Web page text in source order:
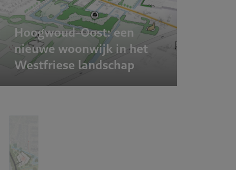
Hoogwoud-Oost: een
nieuwe woonwijk in het
Westfriese landschap